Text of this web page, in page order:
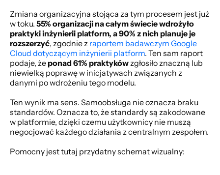
Zmiana organizacyjna stojąca za tym procesem jest już
w toku. 55% organizacji na całym świecie wdrożyło
praktyki inżynierii platform, a 90% z nich planuje je
rozszerzyć, zgodnie z raportem badawczym Google
Cloud dotyczącym inżynierii platform. Ten sam raport
podaje, że ponad 61% praktyków zgłosiło znaczną lub
niewielką poprawę w inicjatywach związanych z
danymi po wdrożeniu tego modelu.
Ten wynik ma sens. Samoobsługa nie oznacza braku
standardów. Oznacza to, że standardy są zakodowane
w platformie, dzięki czemu użytkownicy nie muszą
negocjować każdego działania z centralnym zespołem.
Pomocny jest tutaj przydatny schemat wizualny: